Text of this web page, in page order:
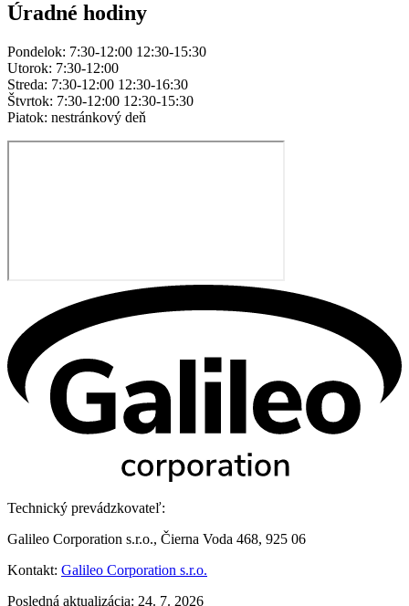
Úradné hodiny
Pondelok: 7:30-12:00 12:30-15:30
Utorok: 7:30-12:00
Streda: 7:30-12:00 12:30-16:30
Štvrtok: 7:30-12:00 12:30-15:30
Piatok: nestránkový deň
Technický prevádzkovateľ:
Galileo Corporation s.r.o., Čierna Voda 468, 925 06
Kontakt: Galileo Corporation s.r.o.
Posledná aktualizácia: 24. 7. 2026